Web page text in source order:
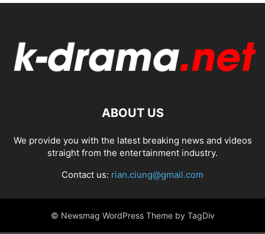
ABOUT US
We provide you with the latest breaking news and videos
straight from the entertainment industry.
Contact us: rian.ciung@gmail.com
© Newsmag WordPress Theme by TagDiv